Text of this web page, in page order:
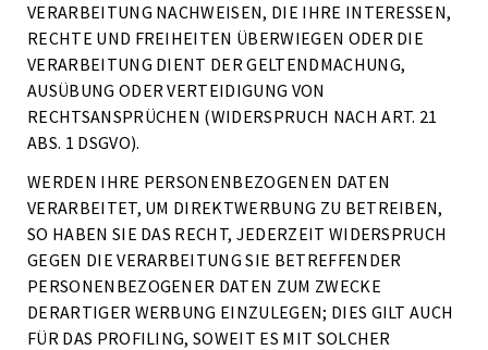
VERARBEITUNG NACHWEISEN, DIE IHRE INTERESSEN,
RECHTE UND FREIHEITEN ÜBERWIEGEN ODER DIE
VERARBEITUNG DIENT DER GELTENDMACHUNG,
AUSÜBUNG ODER VERTEIDIGUNG VON
RECHTSANSPRÜCHEN (WIDERSPRUCH NACH ART. 21
ABS. 1 DSGVO).
WERDEN IHRE PERSONENBEZOGENEN DATEN
VERARBEITET, UM DIREKTWERBUNG ZU BETREIBEN,
SO HABEN SIE DAS RECHT, JEDERZEIT WIDERSPRUCH
GEGEN DIE VERARBEITUNG SIE BETREFFENDER
PERSONENBEZOGENER DATEN ZUM ZWECKE
DERARTIGER WERBUNG EINZULEGEN; DIES GILT AUCH
FÜR DAS PROFILING, SOWEIT ES MIT SOLCHER